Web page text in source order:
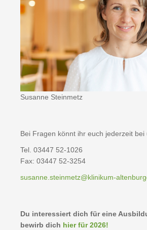
Susanne Steinmetz
Bei Fragen könnt ihr euch jederzeit bei
Tel. 03447 52-1026
Fax: 03447 52-3254
susanne.steinmetz@klinikum-
Du interessiert dich für eine
bewirb dich hier für 2026!